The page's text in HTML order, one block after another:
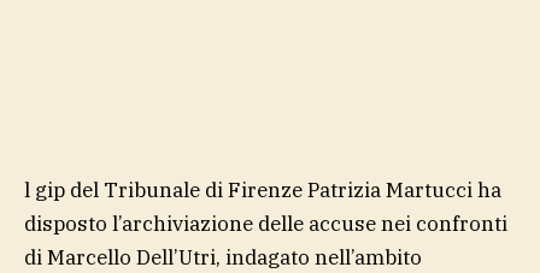
l gip del Tribunale di Firenze Patrizia Martucci ha
disposto l’archiviazione delle accuse nei confronti
di Marcello Dell’Utri, indagato nell’ambito